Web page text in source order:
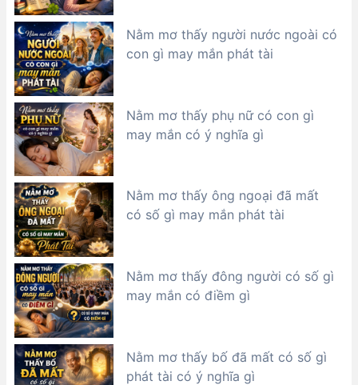
Nằm mơ thấy người nước ngoài có
con gì may mắn phát tài
Nằm mơ thấy phụ nữ có con gì
may mắn có ý nghĩa gì
Nằm mơ thấy ông ngoại đã mất
có số gì may mắn phát tài
Nằm mơ thấy đông người có số gì
may mắn có điềm gì
Nằm mơ thấy bố đã mất có số gì
phát tài có ý nghĩa gì